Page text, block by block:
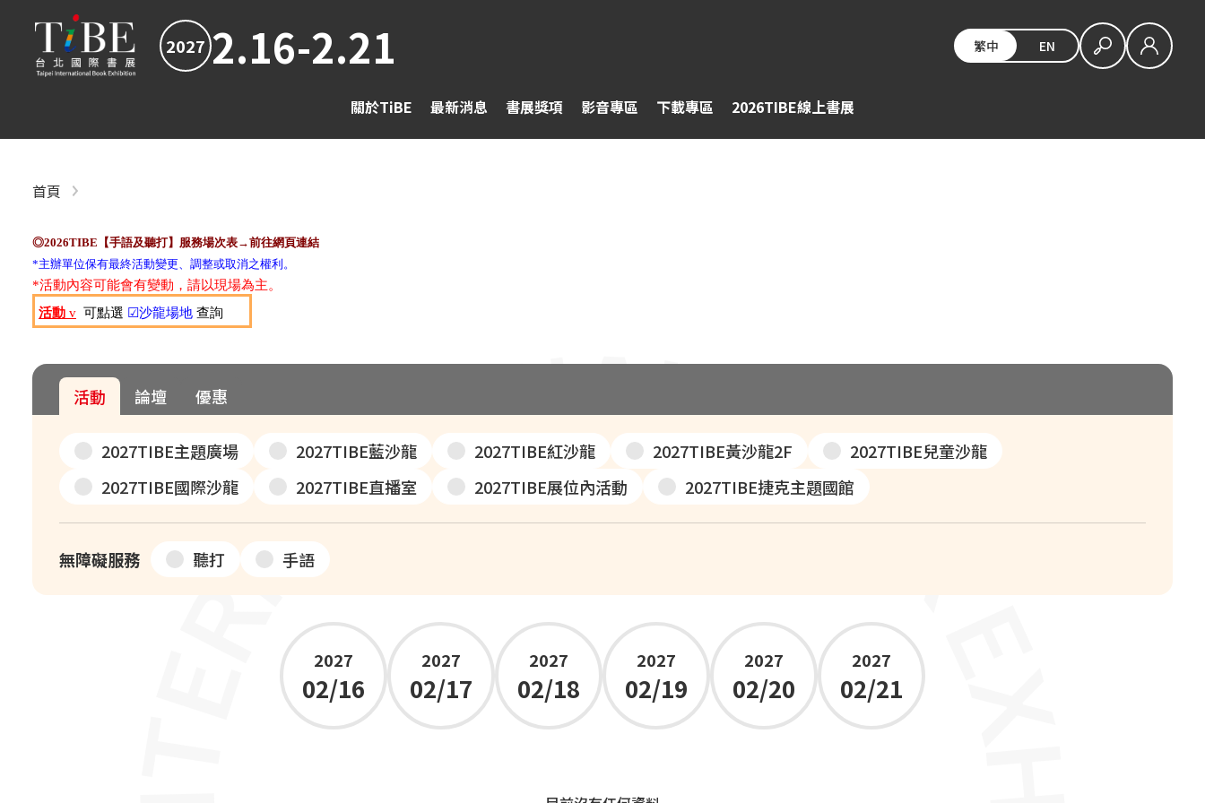
2027 2.16-2.21 繁中 EN
關於TiBE 最新消息 書展獎項 影音專區 下載專區 2026TIBE線上書展
首頁
◎2026TIBE【手語及聽打】服務場次表→前往網頁連結
*主辦單位保有最終活動變更、調整或取消之權利。
*活動內容可能會有變動，請以現場為主。
活動 v 可點選 ☑沙龍場地 查詢
活動 論壇 優惠
2027TIBE主題廣場 2027TIBE藍沙龍 2027TIBE紅沙龍 2027TIBE黃沙龍2F
2027TIBE兒童沙龍
2027TIBE國際沙龍
2027TIBE直播室 2027TIBE展位內活動 2027TIBE捷克主題國館
無障礙服務 聽打 手語
2027
02/16
2027
02/17
2027
02/18
2027
02/19
2027
02/20
2027
02/21